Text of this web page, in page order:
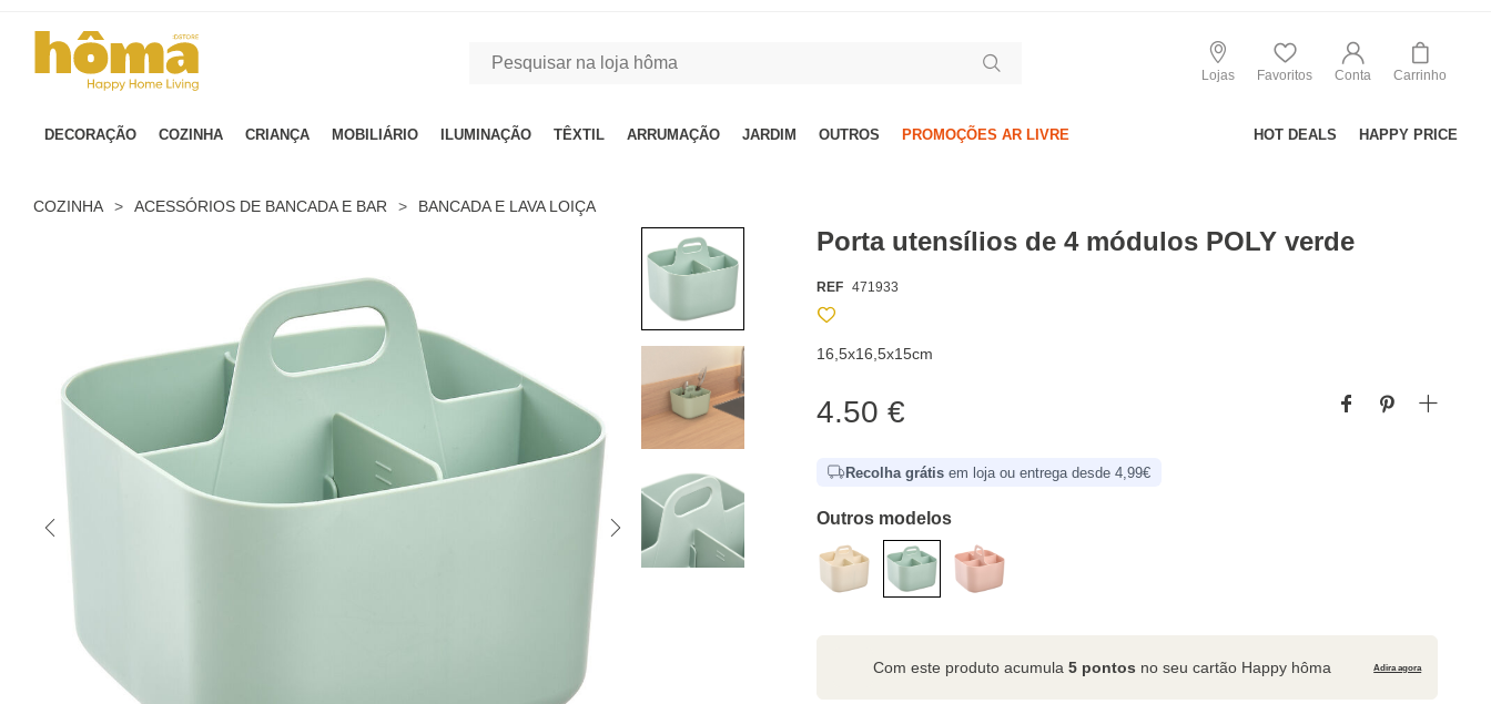
Lojas Favoritos Conta Carrinho
DECORAÇÃO COZINHA CRIANÇA MOBILIÁRIO ILUMINAÇÃO TÊXTIL ARRUMAÇÃO JARDIM OUTROS PROMOÇÕES AR LIVRE HOT DEALS HAPPY PRICE
COZINHA > ACESSÓRIOS DE BANCADA E BAR > BANCADA E LAVA LOIÇA
Porta utensílios de 4 módulos POLY verde
REF 471933
16,5x16,5x15cm
4.50 €
Recolha grátis em loja ou entrega desde 4,99€
Outros modelos
Com este produto acumula5 pontos no seu cartão Happy hôma Adira agora